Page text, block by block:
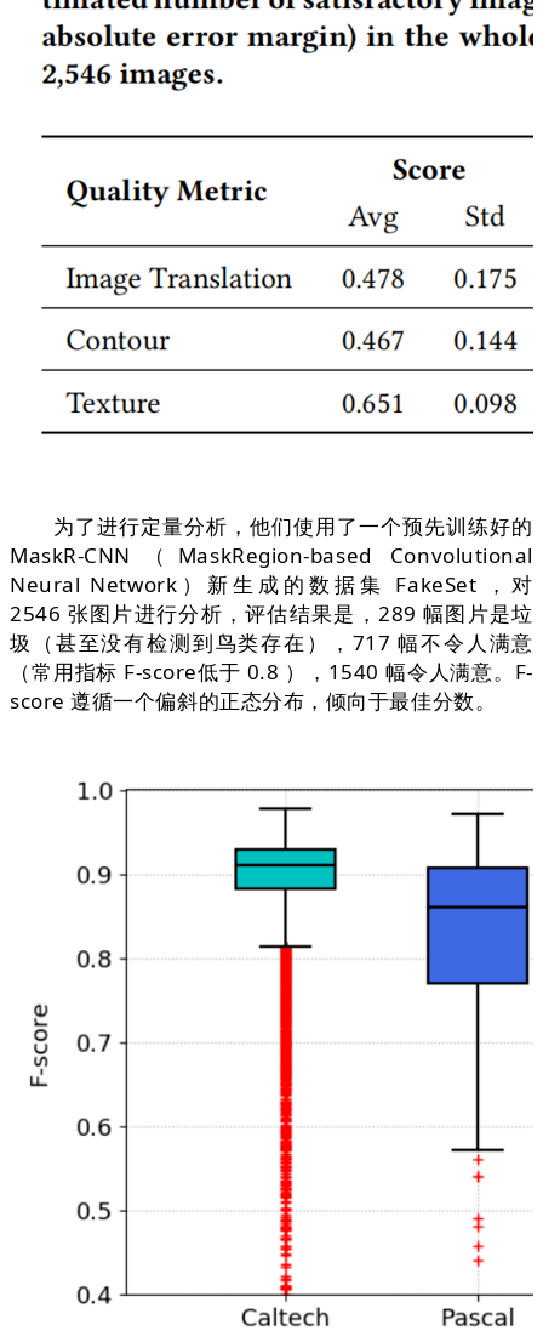
为了进行定量分析，他们使用了一个预先训练好的
MaskR-CNN（MaskRegion-based Convolutional
Neural Network）新生成的数据集 FakeSet ，对
2546 张图片进行分析，评估结果是，289 幅图片是垃
圾（甚至没有检测到鸟类存在），717 幅不令人满意
（常用指标 F-score低于 0.8 ），1540 幅令人满意。F-
score 遵循一个偏斜的正态分布，倾向于最佳分数。